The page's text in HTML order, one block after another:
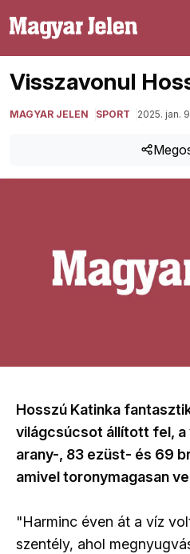
Visszavonul
MAGYAR JELEN SPORT 2025. jan.
Hosszú Katinka
világcsúcsot állított fel, a
arany-, 83 ezüst- és 69
amivel toronymagasan
"Harminc éven át a víz
szentély, ahol